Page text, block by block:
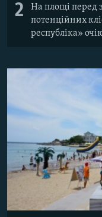
2
На площі перед
потенційних
республіка»